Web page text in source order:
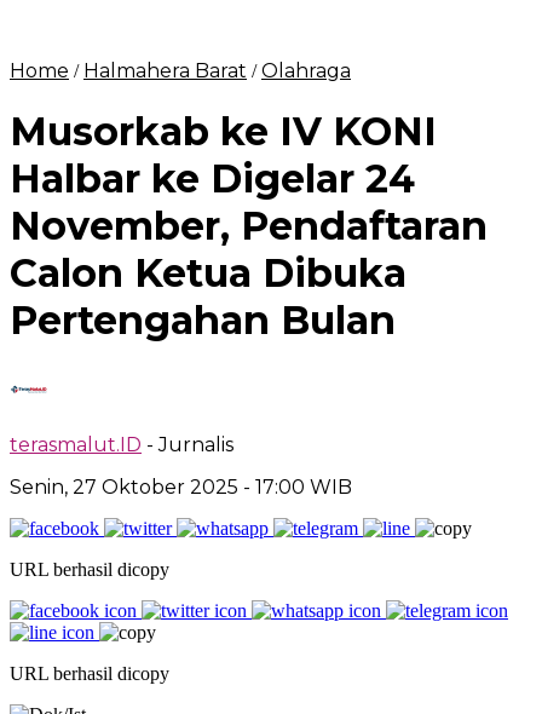
Home / Halmahera Barat /Olahraga
Musorkab ke IV KONI
Halbar ke Digelar 24
November, Pendaftaran
Calon Ketua Dibuka
Pertengahan Bulan
terasmalut.ID - Jurnalis
Senin, 27 Oktober 2025 - 17:00 WIB
URL berhasil dicopy
URL berhasil dicopy